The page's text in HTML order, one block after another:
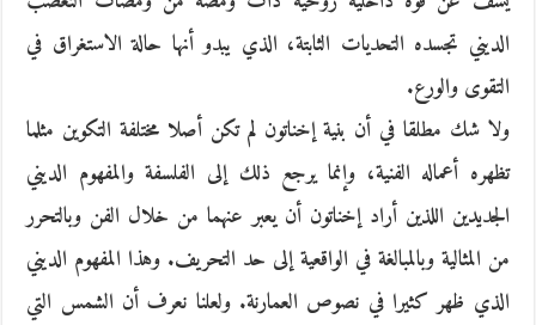
الديني تجسده التحديات الثابتة، الذي يبدو أنها حالة الاستغراق في
التقوى والورع.
ولا شك مطلقا في أن بنية إخناتون لم تكن أصلا مختلفة التكوين مثلما
تظهره أعماله الفنية، وإنما يرجع ذلك إلى الفلسفة والمفهوم الديني
الجديدين اللذين أراد إخناتون أن يعبر عنهما من خلال الفن وبالتحرر
من المثالية وبالمبالغة في الواقعية إلى حد التحريف. وهذا المفهوم الديني
الذي ظهر كثيرا في نصوص العمارنة. ولعلنا نعرف أن الشمس التي